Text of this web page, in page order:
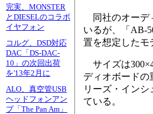
完実、MONSTER
とDIESELのコラボ
イヤフォン
コルグ、DSD対応
DAC「DS-DAC-
10」の次回出荷
を'13年2月に
ALO、真空管USB
ヘッドフォンアン
プ「The Pan Am」
同社のオーデ
いるが、「AB-
置を想定したモ
サイズは
ディオボードの
リーズ・イン
ている。